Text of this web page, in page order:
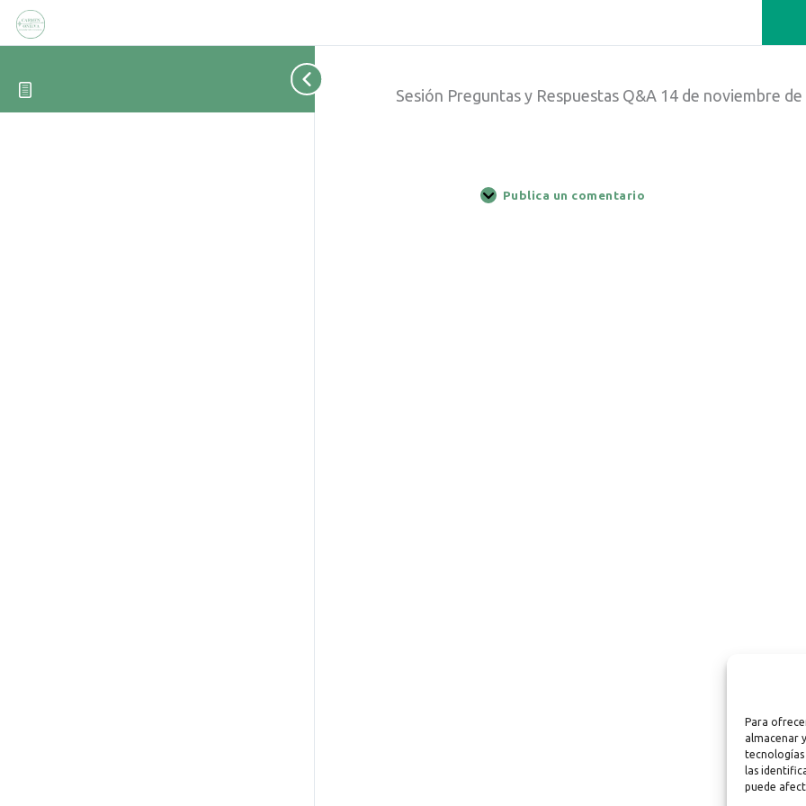
Para
almacenar
las
puede
Sesión Preguntas y Respuestas Q&A 14 de noviembre
Publica un comentario